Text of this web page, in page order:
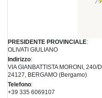
PRESIDENTE PROVINCIALE:
OLIVATI GIULIANO
Indirizzo:
VIA GIANBATTISTA MORONI, 240/D
24127, BERGAMO (Bergamo)
Telefono:
+39 335 6069107